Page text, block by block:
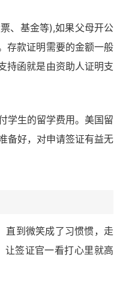
、基金等),如果父母开公
存款证明需要的金额一般
持函就是由资助人证明支
学生的留学费用。美国留
备好，对申请签证有益无
直到微笑成了习惯惯，走
让签证官一看打心里就高